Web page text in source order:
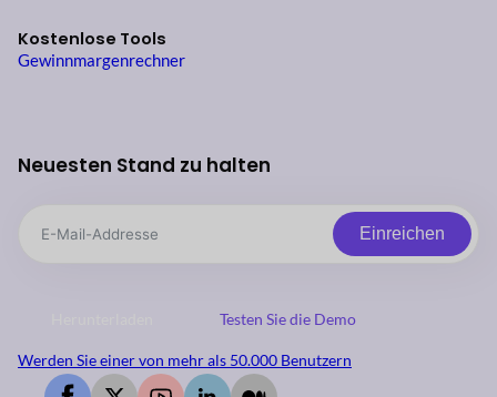
Kostenlose Tools
Gewinnmargenrechner
Neuesten Stand zu halten
Einreichen
Testen Sie die Demo
Werden Sie einer von mehr als 50.000 Benutzern